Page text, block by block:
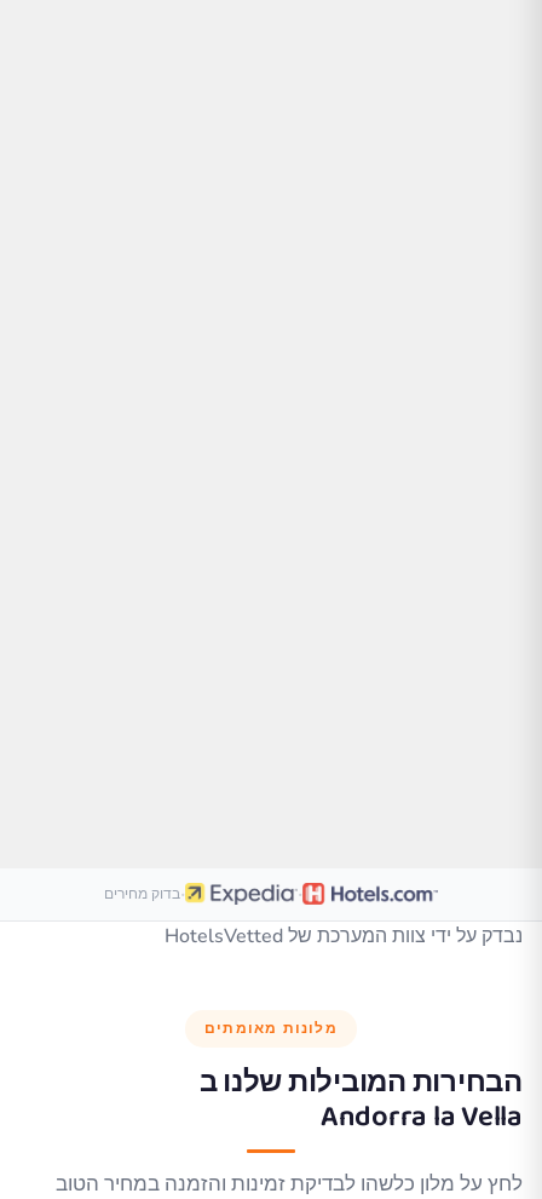
·
·בדוק מחירים
נבדק על ידי צוות המערכת של HotelsVetted
מלונות מאומתים
הבחירות המובילות שלנו ב
Andorra la Vella
לחץ על מלון כלשהו לבדיקת זמינות והזמנה במחיר הטוב